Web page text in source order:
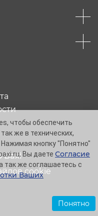
Baxi
cookie
чтобы обеспечить
же в технических,
кнопку "Понятно"
Вы даете Согласие
так же соглашаетесь с
Ваших
Понятно